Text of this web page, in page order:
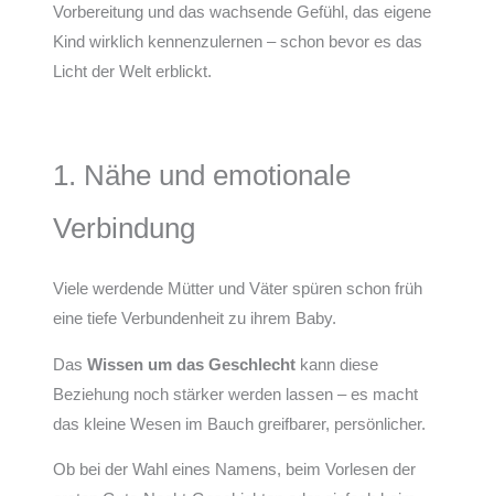
Vorbereitung und das wachsende Gefühl, das eigene
Kind wirklich kennenzulernen – schon bevor es das
Licht der Welt erblickt.
1. Nähe und emotionale
Verbindung
Viele werdende Mütter und Väter spüren schon früh
eine tiefe Verbundenheit zu ihrem Baby.
Das Wissen um das Geschlechtkann diese
Beziehung noch stärker werden lassen – es macht
das kleine Wesen im Bauch greifbarer, persönlicher.
Ob bei der Wahl eines Namens, beim Vorlesen der